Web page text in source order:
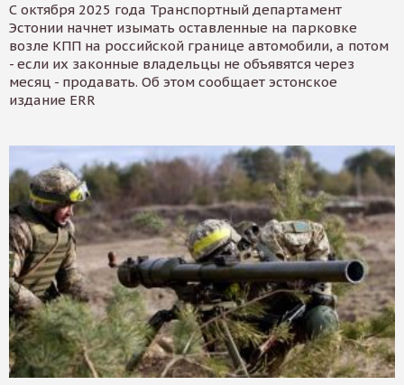
С октября 2025 года Транспортный департамент
Эстонии начнет изымать оставленные на парковке
возле КПП на российской границе автомобили, а потом
- если их законные владельцы не объявятся через
месяц - продавать. Об этом сообщает эстонское
издание ERR